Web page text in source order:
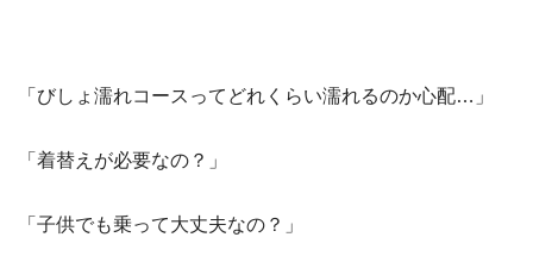
「びしょ濡れコースってどれくらい濡れるのか心配…」
「着替えが必要なの？」
「子供でも乗って大丈夫なの？」